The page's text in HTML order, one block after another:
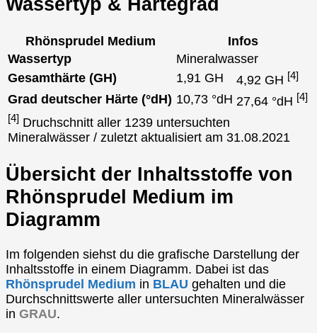
Rhönsprudel Medium
Infos
Wassertyp
Mineralwasser
Gesamthärte (GH)
1,91 GH 4,92 GH [4]
Grad deutscher Härte (°dH) 10,73 °dH 27,64 °dH [4]
[4] Druchschnitt aller 1239 untersuchten
Mineralwässer / zuletzt aktualisiert am 31.08.2021
Übersicht der Inhaltsstoffe von
Rhönsprudel Medium im
Diagramm
Im folgenden siehst du die grafische Darstellung der
Inhaltsstoffe in einem Diagramm. Dabei ist das
Rhönsprudel Medium in BLAU gehalten und die
Durchschnittswerte aller untersuchten Mineralwässer
in GRAU.